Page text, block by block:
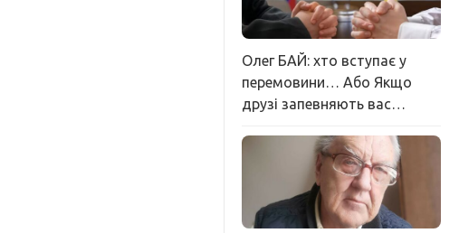
Олег БАЙ: хто вступає у
перемовини… Або Якщо
друзі запевняють вас…